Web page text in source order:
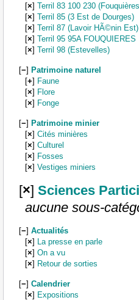
[×]Terril 83 100 230
[×]Terril 85 (3 Est de Dourges)
[×]Terril 87 (Lavoir HÃ©nin Est)
[×]Terril 95 95A FOUQUIERES
[×]Terril 98 (Estevelles)
[−] Patrimoine naturel
[+] Faune
[×] Flore
[×] Fonge
[−] Patrimoine minier
[×]Cités minières
[×]Culturel
[×] Fosses
[×]Vestiges miniers
[×] Sciences
aucune sous-
[−] Actualités
[×] La presse en parle
[×]On a vu
[×] Retour de sorties
[−] Calendrier
[×] Expositions